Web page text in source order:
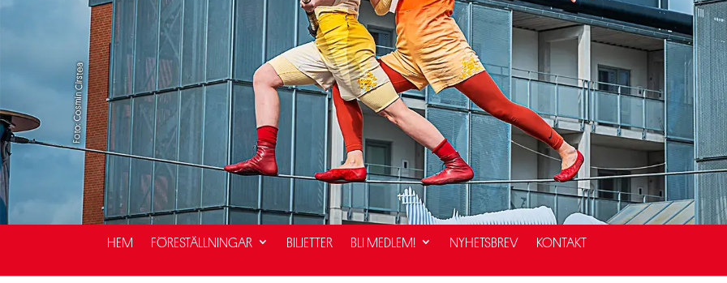
HEM FÖRESTÄLLNINGAR BILJETTER BLI MEDLEM! NYHETSBREV KONTAKT